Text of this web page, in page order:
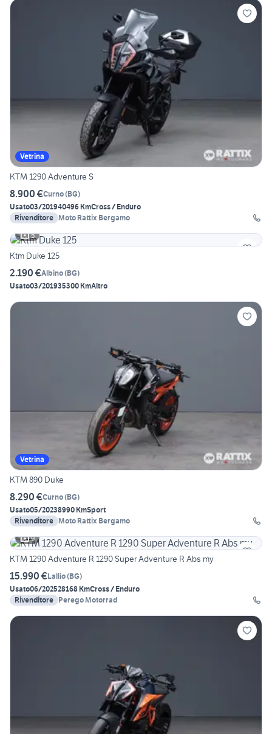
Vetrina
KTM 1290 Adventure S
8.900 €Curno(BG)
Usato03/201940496 KmCross / Enduro
Rivenditore Moto Rattix Bergamo
5
Ktm Duke 125
2.190 €Albino(BG)
Usato03/201935300 KmAltro
Vetrina
KTM 890 Duke
8.290 €Curno(BG)
Usato05/20238990 KmSport
Rivenditore Moto Rattix Bergamo
9
KTM 1290 Adventure R 1290 Super Adventure R Abs my
15.990 €Lallio(BG)
Usato06/202528168 KmCross / Enduro
Rivenditore Perego Motorrad